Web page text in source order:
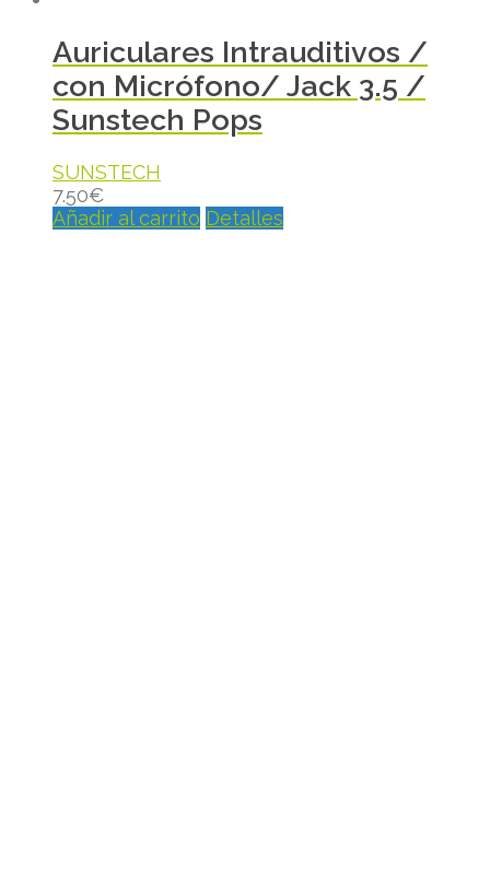
Auriculares Intrauditivos /
con Micrófono/ Jack 3.5 /
Sunstech Pops
SUNSTECH
7.50€
Añadir al carrito Detalles